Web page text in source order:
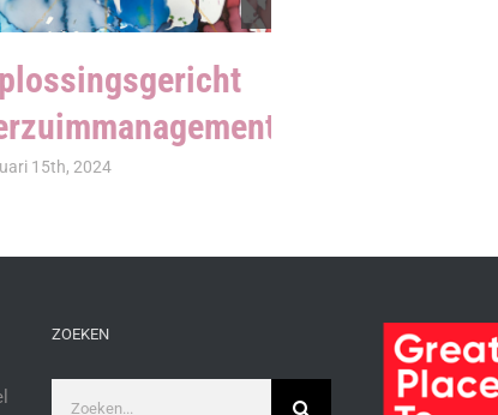
15th, 2024
juni 1st, 2023
ZOEKEN